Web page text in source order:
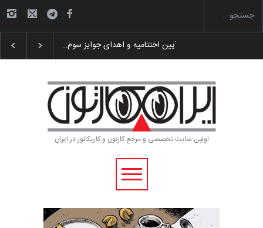
گزارش تصویری آیین اختتامیه و اهدای جوایز سوم…
اولین سایت تخصصی و مرجع کارتون و کاریکاتور در ایران